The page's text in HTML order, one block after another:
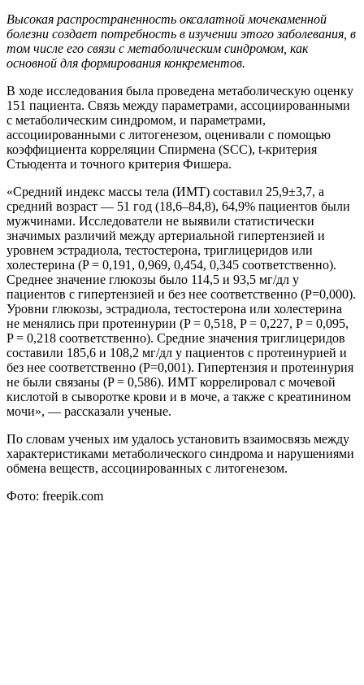
Высокая распространенность оксалатной мочекаменной
болезни создает потребность в изучении этого заболевания, в
том числе его связи с метаболическим синдромом, как
основной для формирования конкрементов.
В ходе исследования была проведена метаболическую оценку
151 пациента. Связь между параметрами, ассоциированными
с метаболическим синдромом, и параметрами,
ассоциированными с литогенезом, оценивали с помощью
коэффициента корреляции Спирмена (SCC), t-критерия
Стьюдента и точного критерия Фишера.
«Средний индекс массы тела (ИМТ) составил 25,9±3,7, а
средний возраст — 51 год (18,6–84,8), 64,9% пациентов были
мужчинами. Исследователи не выявили статистически
значимых различий между артериальной гипертензией и
уровнем эстрадиола, тестостерона, триглицеридов или
холестерина (P = 0,191, 0,969, 0,454, 0,345 соответственно).
Среднее значение глюкозы было 114,5 и 93,5 мг/дл у
пациентов с гипертензией и без нее соответственно (P=0,000).
Уровни глюкозы, эстрадиола, тестостерона или холестерина
не менялись при протеинурии (P = 0,518, P = 0,227, P = 0,095,
P = 0,218 соответственно). Средние значения триглицеридов
составили 185,6 и 108,2 мг/дл у пациентов с протеинурией и
без нее соответственно (P=0,001). Гипертензия и протеинурия
не были связаны (P = 0,586). ИМТ коррелировал с мочевой
кислотой в сыворотке крови и в моче, а также с креатинином
мочи», — рассказали ученые.
По словам ученых им удалось установить взаимосвязь между
характеристиками метаболического синдрома и нарушениями
обмена веществ, ассоциированных с литогенезом.
Фото: freepik.com